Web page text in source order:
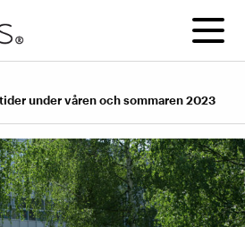
under våren och sommaren 2023